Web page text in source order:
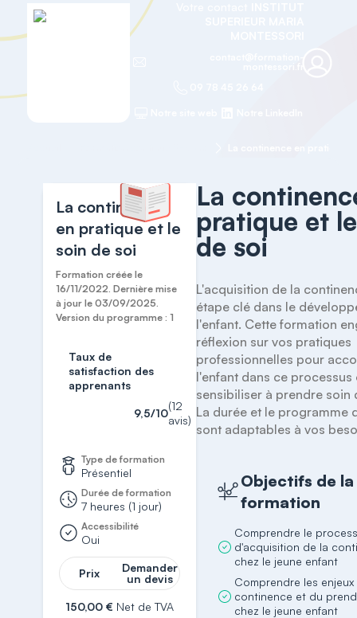
La continence
en pratique et le
soin de soi
Formation créée le
16/11/2022. Dernière mise
à jour le 03/09/2025.
Version du programme : 1
Taux de
satisfaction des
apprenants
9,5/10
(12
avis)
Type de formation
Présentiel
Durée de formation
7 heures (1 jour)
Accessibilité
Oui
Prix
Demander
un devis
150,00 € Net de TVA
La
pratique et
de soi
L'acquisition de la
étape clé dans le
l'enfant. Cette formation
réflexion sur vos pratiques
professionnelles pour
l'enfant dans ce processus
sensibiliser à prendre soin
La durée et le programme
sont adaptables à vos
Objectifs de la
formation
Comprendre le
d'acquisition de la
chez le jeune enfant
Comprendre les
continence et du
chez le jeune enfant